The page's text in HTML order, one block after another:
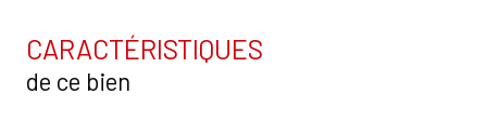
CARACTÉRISTIQUES
de ce bien